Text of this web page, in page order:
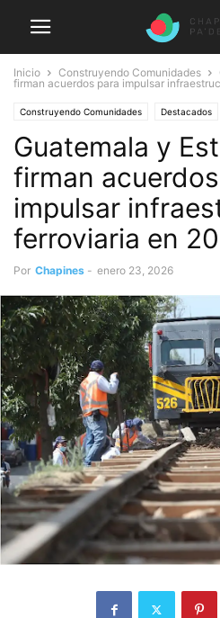
Inicio Construyendo Comunidades
firman acuerdos para impulsar
Construyendo Comunidades Destacados
Guatemala y
firman
impulsar
ferroviaria en
Por Chapines - enero 23, 2026